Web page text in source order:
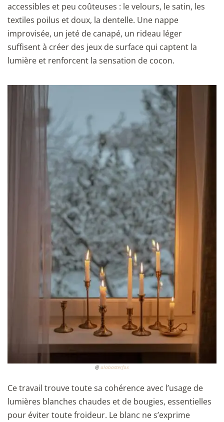
accessibles et peu coûteuses : le velours, le satin, les
textiles poilus et doux, la dentelle. Une nappe
improvisée, un jeté de canapé, un rideau léger
suffisent à créer des jeux de surface qui captent la
lumière et renforcent la sensation de cocon.
@alabasterfox
Ce travail trouve toute sa cohérence avec l’usage de
lumières blanches chaudes et de bougies, essentielles
pour éviter toute froideur. Le blanc ne s’exprime